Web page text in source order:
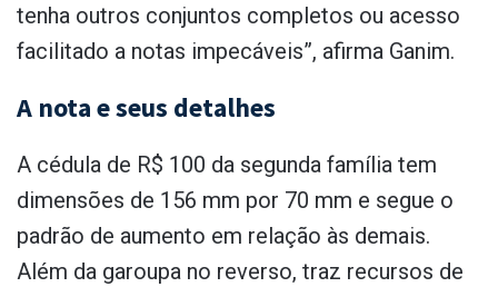
tenha outros conjuntos completos ou acesso
facilitado a notas impecáveis”, afirma Ganim.
A nota e seus detalhes
A cédula de R$ 100 da segunda família tem
dimensões de 156 mm por 70 mm e segue o
padrão de aumento em relação às demais.
Além da garoupa no reverso, traz recursos de